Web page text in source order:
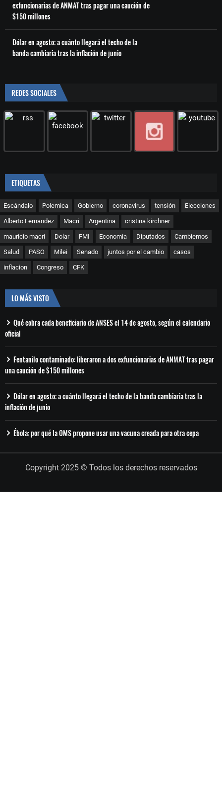
exfuncionarias de ANMAT tras pagar una caución de
$150 millones
Dólar en agosto: a cuánto llegará el techo de la
banda cambiaria tras la inflación de junio
REDES SOCIALES
ETIQUETAS
Escándalo Polemica Gobierno coronavirus tensión Elecciones
Alberto Fernandez Macri Argentina cristina kirchner
mauricio macri Dolar FMI Economia Diputados Cambiemos
Salud PASO Milei Senado juntos por el cambio casos
inflacion Congreso CFK
LO MÁS VISTO
Qué cobra cada beneficiario de ANSES el 14 de agosto, según el calendario
oficial
Fentanilo contaminado: liberaron a dos exfuncionarias de ANMAT tras pagar
una caución de $150 millones
Dólar en agosto: a cuánto llegará el techo de la banda cambiaria tras la
inflación de junio
Ébola: por qué la OMS propone usar una vacuna creada para otra cepa
Copyright 2025 © Todos los derechos reservados